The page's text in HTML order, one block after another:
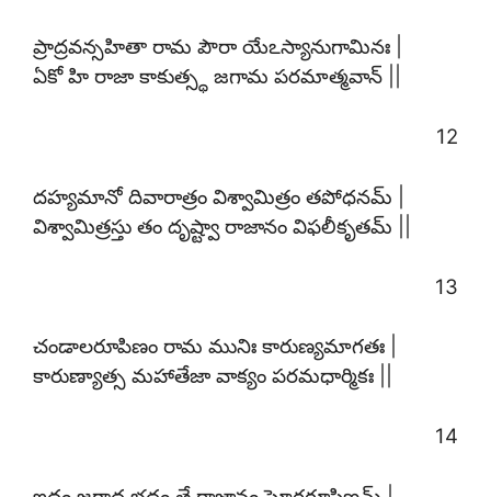
ప్రాద్రవన్సహితా రామ పౌరా యేఽస్యానుగామినః |
ఏకో హి రాజా కాకుత్స్థ జగామ పరమాత్మవాన్ ||
12
దహ్యమానో దివారాత్రం విశ్వామిత్రం తపోధనమ్ |
విశ్వామిత్రస్తు తం దృష్ట్వా రాజానం విఫలీకృతమ్ ||
13
చండాలరూపిణం రామ మునిః కారుణ్యమాగతః |
కారుణ్యాత్స మహాతేజా వాక్యం పరమధార్మికః ||
14